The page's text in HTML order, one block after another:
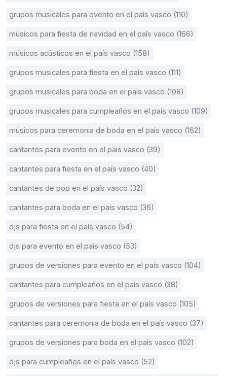
grupos musicales para evento en el país vasco (110)
músicos para fiesta de navidad en el país vasco (166)
músicos acústicos en el país vasco (158)
grupos musicales para fiesta en el país vasco (111)
grupos musicales para boda en el país vasco (108)
grupos musicales para cumpleaños en el país vasco (109)
músicos para ceremonia de boda en el país vasco (162)
cantantes para evento en el país vasco (39)
cantantes para fiesta en el país vasco (40)
cantantes de pop en el país vasco (32)
cantantes para boda en el país vasco (36)
djs para fiesta en el país vasco (54)
djs para evento en el país vasco (53)
grupos de versiones para evento en el país vasco (104)
cantantes para cumpleaños en el país vasco (38)
grupos de versiones para fiesta en el país vasco (105)
cantantes para ceremonia de boda en el país vasco (37)
grupos de versiones para boda en el país vasco (102)
djs para cumpleaños en el país vasco (52)